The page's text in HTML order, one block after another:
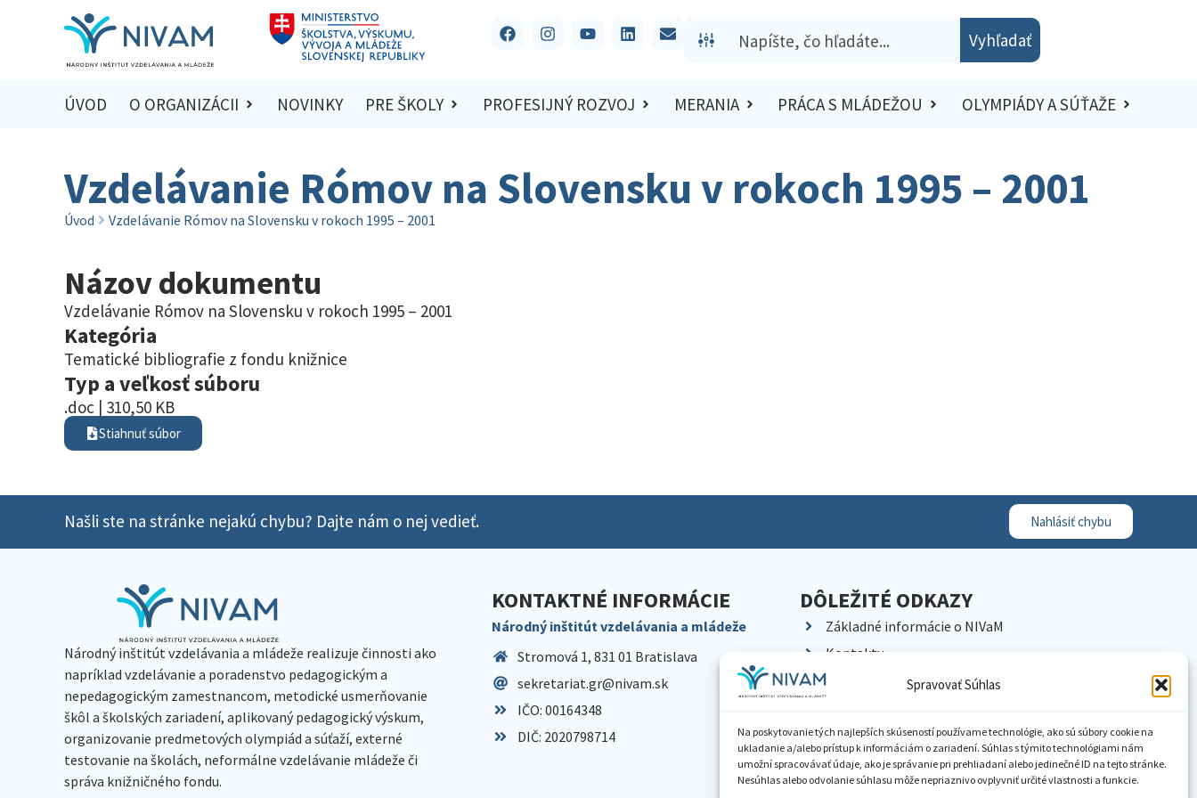
Spravovať Súhlas
Na poskytovanie tých najlepších skúseností používame technológie, ako sú súbory cookie na
ukladanie a/alebo prístup k informáciám o zariadení. Súhlas s týmito technológiami nám
umožní spracovávať údaje, ako je správanie pri prehliadaní alebo jedinečné ID na tejto stránke.
Nesúhlas alebo odvolanie súhlasu môže nepriaznivo ovplyvniť určité vlastnosti a funkcie.
Vyhľadať
ÚVOD O ORGANIZÁCII NOVINKY PRE ŠKOLY PROFESIJNÝ ROZVOJ MERANIA PRÁCA S MLÁDEŽOU OLYMPIÁDY A SÚŤAŽE
Vzdelávanie Rómov na Slovensku v rokoch 1995 – 2001
Úvod Vzdelávanie Rómov na Slovensku v rokoch 1995 – 2001
Názov dokumentu
Vzdelávanie Rómov na Slovensku v rokoch 1995 – 2001
Kategória
Tematické bibliografie z fondu knižnice
Typ a veľkosť súboru
.doc | 310,50 KB
Stiahnuť súbor
Našli ste na stránke nejakú chybu? Dajte nám o nej vedieť. Nahlásiť chybu
Národný inštitút vzdelávania a mládeže realizuje činnosti ako
napríklad vzdelávanie a poradenstvo pedagogickým a
nepedagogickým zamestnancom, metodické usmerňovanie
škôl a školských zariadení, aplikovaný pedagogický výskum,
organizovanie predmetových olympiád a súťaží, externé
testovanie na školách, neformálne vzdelávanie mládeže či
správa knižničného fondu.
KONTAKTNÉ INFORMÁCIE
Národný inštitút vzdelávania a mládeže
Stromová 1, 831 01 Bratislava
sekretariat.gr@nivam.sk
IČO: 00164348
DIČ: 2020798714
DÔLEŽITÉ ODKAZY
Základné informácie o NIVaM
Kontakty
Kariéra
Pracoviská NIVaM
Dokumenty inštitúcie
Knižnica